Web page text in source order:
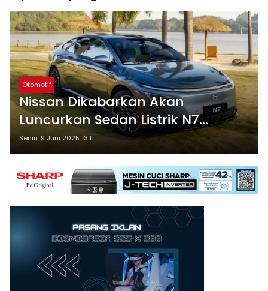
Otomotif
Nissan Dikabarkan Akan
Luncurkan Sedan Listrik N7
Buatan Tiongkok di Jepang
Senin, 9 Juni 2025 13:11